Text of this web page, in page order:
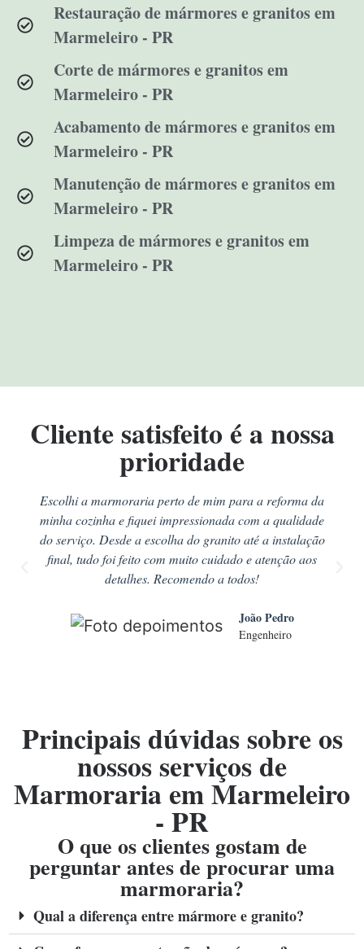
Restauração de mármores e granitos em
Marmeleiro - PR
Corte de mármores e granitos em
Marmeleiro - PR
Acabamento de mármores e granitos em
Marmeleiro - PR
Manutenção de mármores e granitos em
Marmeleiro - PR
Limpeza de mármores e granitos em
Marmeleiro - PR
Cliente satisfeito é a nossa
prioridade
Escolhi a marmoraria perto de mim para a reforma da
minha cozinha e fiquei impressionada com a qualidade
do serviço. Desde a escolha do granito até a instalação
final, tudo foi feito com muito cuidado e atenção aos
detalhes. Recomendo a todos!
João Pedro
Engenheiro
Principais dúvidas sobre os
nossos serviços de
Marmoraria em Marmeleiro
- PR
O que os clientes gostam de
perguntar antes de procurar uma
marmoraria?
Qual a diferença entre mármore e granito?